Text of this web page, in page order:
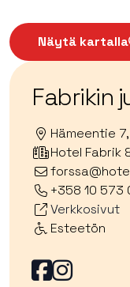
Näytä kartalla
Fabrikin
Hämeentie
Hotel Fabrik
+358 10 573
Verkkosivut
Esteetön